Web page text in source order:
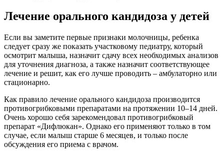
Лечение орального кандидоза у детей
Если вы заметите первые признаки молочницы, ребенка
следует сразу же показать участковому педиатру, который
осмотрит малыша, назначит сдачу всех необходимых анализов
для уточнения диагноза, а также назначит соответствующее
лечение и решит, как его лучше проводить – амбулаторно или
стационарно.
Как правило лечение орального кандидоза производится
противогрибковыми препаратами на протяжении 10–14 дней.
Очень хорошо себя зарекомендовал противогрибковый
препарат «Дифлюкан». Однако его применяют только в том
случае, если малыш старше 6 месяцев, и только после
обсуждения его приема с врачом.